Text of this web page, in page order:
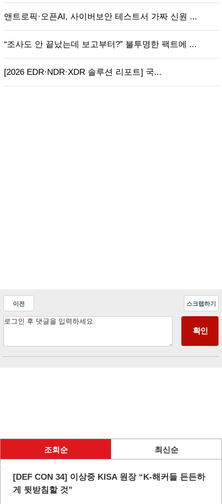
앤트로픽·오픈AI, 사이버보안 테스트서 가짜 신원 ...
“조사도 안 끝났는데 보고부터?” 불투명한 팩트에 ...
[2026 EDR·NDR·XDR 솔루션 리포트] 국...
이전 스크랩하기
조회순 최신순
[DEF CON 34] 이상중 KISA 원장 “K-해커들 든든하
게 뒷받침할 것”